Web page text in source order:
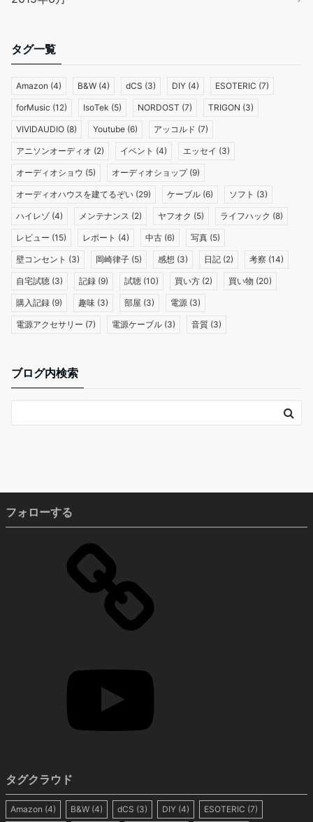
タグ一覧
Amazon (4) B&W (4) dCS (3) DIY (4) ESOTERIC (7)
forMusic (12) IsoTek (5) NORDOST (7) TRIGON (3)
VIVIDAUDIO (8) Youtube (6) アッコルド (7)
アニソンオーディオ (2) イベント (4) エッセイ (3)
オーディオショウ (5) オーディオショップ(9)
オーディオハウスを建てるぞい (29) ケーブル (6) ソフト (3)
ハイレゾ (4) メンテナンス (2) ヤフオク (5) ライフハック (8)
レビュー (15) レポート (4) 中古 (6) 写真 (5)
壁コンセント (3) 岡崎律子 (5) 感想 (3) 日記 (2) 考察 (14)
自宅試聴 (3) 記録 (9) 試聴 (10) 買い方 (2) 買い物 (20)
購入記録 (9) 趣味 (3) 部屋 (3) 電源 (3)
電源アクセサリー (7) 電源ケーブル (3) 音質 (3)
ブログ内検索
フォローする
タグクラウド
Amazon (4) B&W (4) dCS (3) DIY (4) ESOTERIC (7)